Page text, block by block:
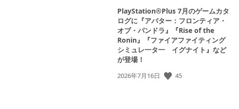
PlayStation®Plus 7月のゲームカタ
ログに『アバター：フロンティア・
オブ・パンドラ』『Rise of the
Ronin』『ファイアファイティング
シミュレ一タ一 イグナイト』など
が登場！
公
2026年7月16日 45